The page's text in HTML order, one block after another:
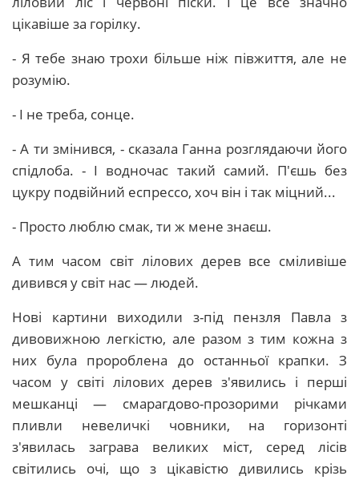
цікавіше за горілку.
- Я тебе знаю трохи більше ніж півжиття, але не
розумію.
- І не треба, сонце.
- А ти змінився, - сказала Ганна розглядаючи його
спідлоба. - І водночас такий самий. П'єшь без
цукру подвійний еспрессо, хоч він і так міцний...
- Просто люблю смак, ти ж мене знаєш.
А тим часом світ лілових дерев все сміливіше
дивився у світ нас — людей.
Нові картини виходили з-під пензля Павла з
дивовижною легкістю, але разом з тим кожна з
них була пророблена до останньої крапки. З
часом у світі лілових дерев з'явились і перші
мешканці — смарагдово-прозорими річками
пливли невеличкі човники, на горизонті
з'явилась заграва великих міст, серед лісів
світились очі, що з цікавістю дивились крізь